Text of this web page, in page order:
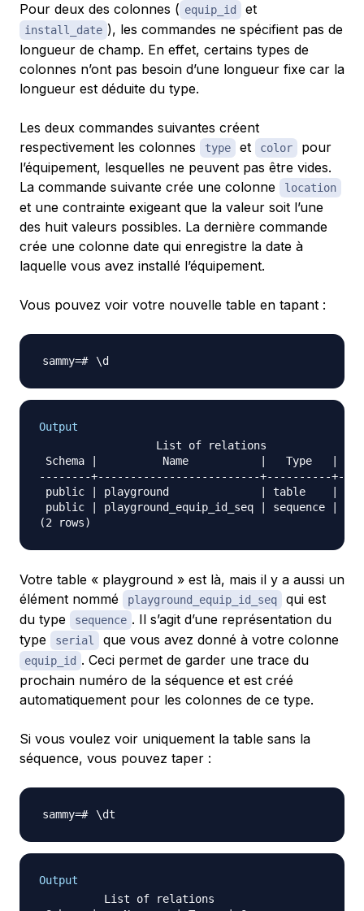
Pour deux des colonnes ( equip_id et
install_date ), les commandes ne spécifient pas de
longueur de champ. En effet, certains types de
colonnes n’ont pas besoin d’une longueur fixe car la
longueur est déduite du type.
Les deux commandes suivantes créent
respectivement les colonnes
type et color
pour
l’équipement, lesquelles ne peuvent pas être vides.
La commande suivante crée une colonne
location
et une contrainte exigeant que la valeur soit l’une
des huit valeurs possibles. La dernière commande
crée une colonne date qui enregistre la date à
laquelle vous avez installé l’équipement.
Vous pouvez voir votre nouvelle table en tapant :
\
Output
                  List of relations
Schema |          Name           |   Type   |
--------+-------------------------+----------
public | playground              | table    |
public | playground_equip_id_seq | sequence |
Votre table « playground » est là, mais il y a aussi un
élément nommé
playground_equip_id_seq
qui est
du type
sequence . Il s’agit d’une représentation du
type
serial que vous avez donné à votre colonne
equip_id . Ceci permet de garder une trace du
prochain numéro de la séquence et est créé
automatiquement pour les colonnes de ce type.
Si vous voulez voir uniquement la table sans la
séquence, vous pouvez taper :
\
Output
          List of relations